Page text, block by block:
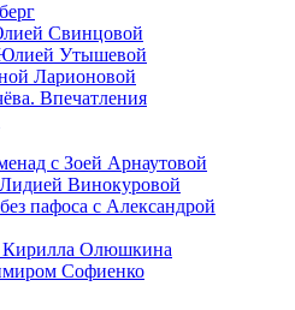
Свинцовой
Утышевой
Ларионовой
Впечатления
с Зоей Арнаутовой
Винокуровой
пафоса с Александрой
Кирилла Олюшкина
Софиенко